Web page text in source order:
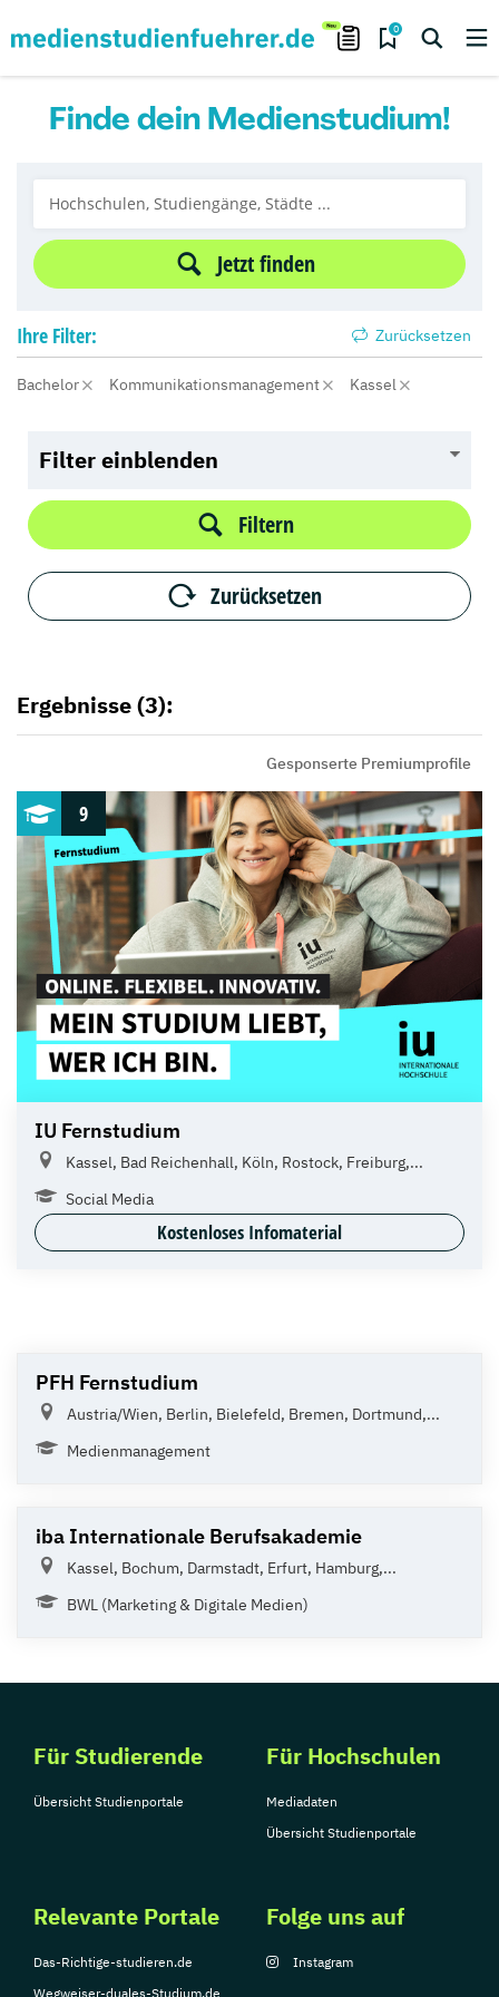
0
Finde dein Medienstudium!
Jetzt finden
Ihre Filter: Zurücksetzen
Bachelor Kommunikationsmanagement Kassel
Filter einblenden
Filtern
Zurücksetzen
Ergebnisse (3):
Gesponserte Premiumprofile
9
IU Fernstudium
Kassel, Bad Reichenhall, Köln, Rostock, Freiburg,...
Social Media
Kostenloses Infomaterial
PFH Fernstudium
Austria/Wien, Berlin, Bielefeld, Bremen, Dortmund,...
Medienmanagement
iba Internationale Berufsakademie
Kassel, Bochum, Darmstadt, Erfurt, Hamburg,...
BWL (Marketing & Digitale Medien)
Für Studierende
Übersicht Studienportale
Für Hochschulen
Mediadaten
Übersicht Studienportale
Relevante Portale
Das-Richtige-studieren.de
Wegweiser-duales-Studium.de
Folge uns auf
Instagram